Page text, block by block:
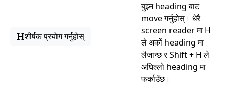
शीर्षक प्रयोग गर्नुहोस्
बुझ्न heading बाट
move गर्नुहोस्। धेरै
screen reader मा H
ले अर्को heading मा
लैजान्छ र Shift + H ले
अघिल्लो heading मा
फर्काउँछ।